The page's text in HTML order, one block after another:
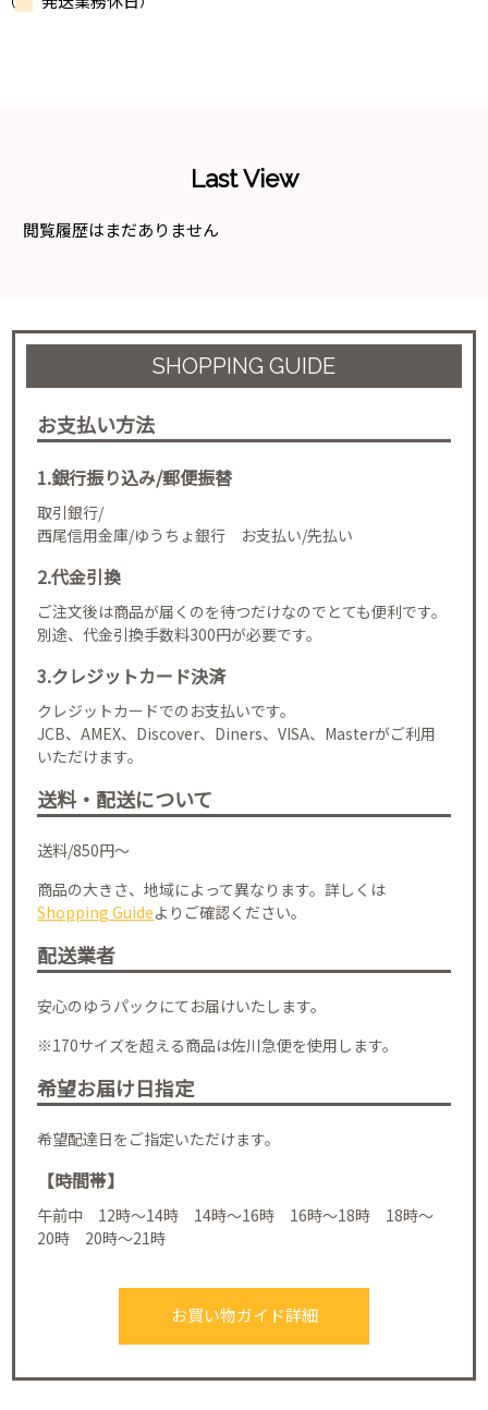
Last View
閲覧履歴はまだありません
SHOPPING GUIDE
お支払い方法
1.銀行振り込み/郵便振替
取引銀行/
西尾信用金庫/ゆうちょ銀行 お支払い/先払い
2.代金引換
ご注文後は商品が届くのを待つだけなのでとても便利です。
別途、代金引換手数料300円が必要です。
3.クレジットカード決済
クレジットカードでのお支払いです。
JCB、AMEX、Discover、Diners、VISA、Masterがご利用
いただけます。
送料・配送について
送料/850円～
商品の大きさ、地域によって異なります。詳しくは
Shopping Guideよりご確認ください。
配送業者
安心のゆうパックにてお届けいたします。
※170サイズを超える商品は佐川急便を使用します。
希望お届け日指定
希望配達日をご指定いただけます。
【時間帯】
午前中 12時～14時 14時～16時 16時～18時 18時～
20時 20時～21時
お買い物ガイド詳細